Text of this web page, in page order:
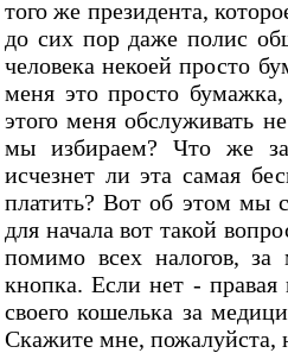
того же президента,
до сих пор даже полис
человека некоей просто
меня это просто
этого меня обслуживать
мы избираем? Что же за
исчезнет ли эта самая
платить? Вот об этом мы
для начала вот такой
помимо всех налогов, за
кнопка. Если нет - правая
своего кошелька за
Скажите мне, пожалуйста,